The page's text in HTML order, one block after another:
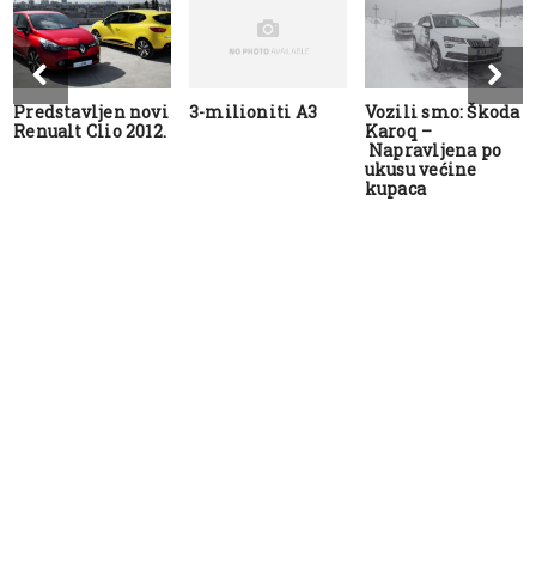
Predstavljen novi
Renualt Clio 2012.
3-milioniti A3
Vozili smo: Škoda
Karoq –
Napravljena po
ukusu većine
kupaca